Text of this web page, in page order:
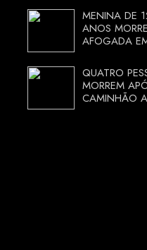
MENINA DE
ANOS MORRE
AFOGADA
RURAL DE
BAHIA;
INVESTIGA
QUATRO
MORREM
CAMINHÃO